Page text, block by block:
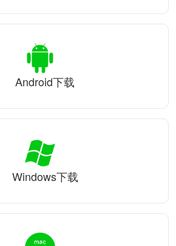
Android下载
Windows下载